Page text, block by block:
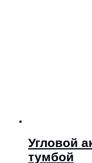
Угловой
тумбой